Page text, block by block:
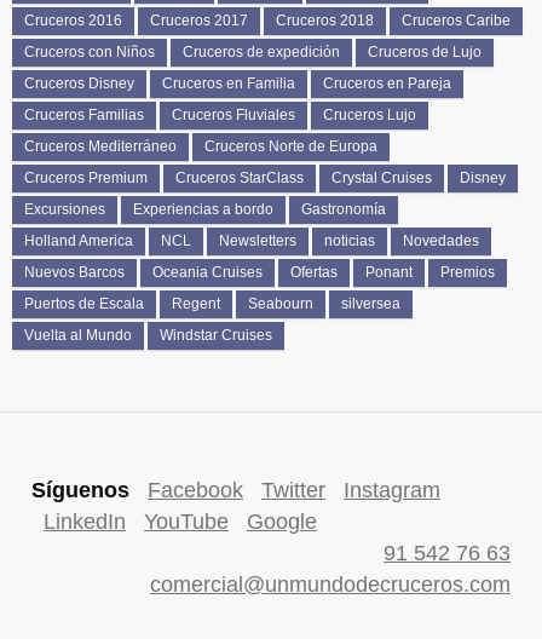
Cruceros 2016
Cruceros 2017 Cruceros 2018
Cruceros Caribe
Cruceros con Niños
Cruceros de expedición
Cruceros de Lujo
Cruceros Disney
Cruceros en Familia
Cruceros en Pareja
Cruceros Familias
Cruceros Fluviales
Cruceros Lujo
Cruceros Mediterráneo
Cruceros Norte de Europa
Cruceros Premium
Cruceros StarClass Crystal Cruises
Disney
Excursiones
Experiencias a bordo
Gastronomía
Holland America
NCL Newsletters noticias
Novedades
Nuevos Barcos
Oceania Cruises Ofertas Ponant
Premios
Puertos de Escala
Regent Seabourn
silversea
Vuelta al Mundo
Windstar Cruises
Síguenos Facebook Twitter
Instagram
LinkedIn
YouTube
Google
91 542 76 63
comercial@unmundodecruceros.com